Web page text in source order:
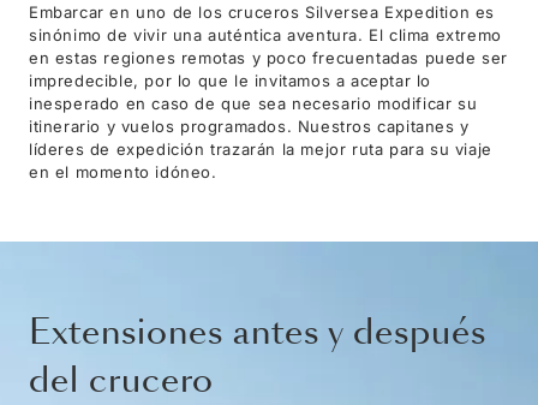
Embarcar en uno de los cruceros Silversea Expedition es
sinónimo de vivir una auténtica aventura. El clima extremo
en estas regiones remotas y poco frecuentadas puede ser
impredecible, por lo que le invitamos a aceptar lo
inesperado en caso de que sea necesario modificar su
itinerario y vuelos programados. Nuestros capitanes y
líderes de expedición trazarán la mejor ruta para su viaje
en el momento idóneo.
Extensiones antes y después
del crucero